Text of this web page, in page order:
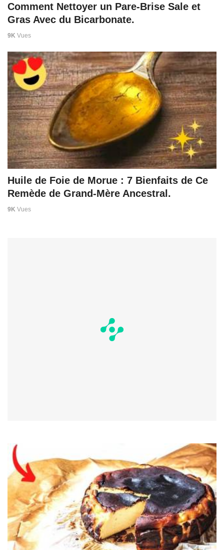
Comment Nettoyer un Pare-Brise Sale et
Gras Avec du Bicarbonate.
9K Vues
Huile de Foie de Morue : 7 Bienfaits de Ce
Remède de Grand-Mère Ancestral.
9K Vues